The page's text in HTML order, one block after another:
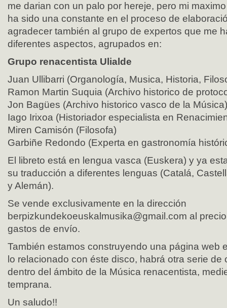
me darian con un palo por hereje, pero mi
ha sido una constante en el proceso de
agradecer también al grupo de expertos que me
diferentes aspectos, agrupados en:
Grupo renacentista Ulialde
Juan Ullibarri (Organología, Musica, Historia,
Ramon Martin Suquia (Archivo historico de
Jon Bagües (Archivo historico vasco de la Música)
Iago Irixoa (Historiador especialista en
Miren Camisón (Filosofa)
Garbiñe Redondo (Experta en gastronomía
El libreto está en lengua vasca (Euskera) y ya
su traducción a diferentes lenguas (Catalá,
y Alemán).
Se vende exclusivamente en la dirección
berpizkundekoeuskalmusika@gmail.com al
gastos de envío.
También estamos construyendo una página web
lo relacionado con éste disco, habrá otra serie de
dentro del ámbito de la Música renacentista,
temprana.
Un saludo!!